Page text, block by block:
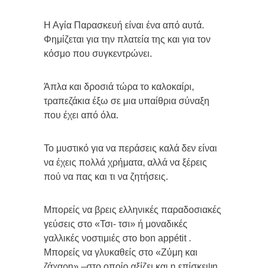
Η Αγία Παρασκευή είναι ένα από αυτά.
Φημίζεται για την πλατεία της και για τον
κόσμο που συγκεντρώνει.
Άπλα και δροσιά τώρα το καλοκαίρι,
τραπεζάκια έξω σε μια υπαίθρια σύναξη
που έχει από όλα.
Το μυστικό για να περάσεις καλά δεν είναι
να έχεις πολλά χρήματα, αλλά να ξέρεις
πού να πας και τι να ζητήσεις.
Μπορείς να βρεις ελληνικές παραδοσιακές
γεύσεις στο «Τσι- τσι» ή μοναδικές
γαλλικές νοστιμιές στο bon appétit .
Μπορείς να γλυκαθείς στο «Ζύμη και